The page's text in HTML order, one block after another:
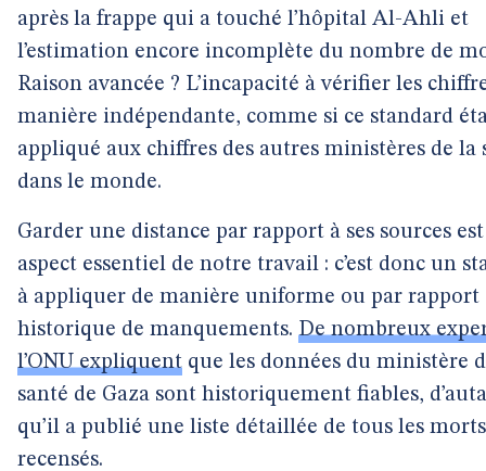
après la frappe qui a touché l’hôpital Al-Ahli et
l’estimation encore incomplète du nombre de
Raison avancée ? L’incapacité à vérifier les
manière indépendante, comme si ce standard
appliqué aux chiffres des autres ministères de la
dans le monde.
Garder une distance par rapport à ses sources
aspect essentiel de notre travail : c’est donc un
à appliquer de manière uniforme ou par rapport
historique de manquements. De nombreux
l’ONU expliquent que les données du ministère
santé de Gaza sont historiquement fiables,
qu’il a publié une liste détaillée de tous les morts
recensés.